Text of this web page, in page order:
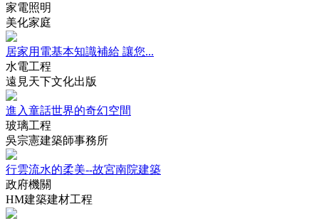
家電照明
美化家庭
居家用電基本知識補給 讓您...
水電工程
遠見天下文化出版
進入童話世界的奇幻空間
玻璃工程
吳宗憲建築師事務所
行雲流水的柔美--故宮南院建築
政府機關
HM建築建材工程